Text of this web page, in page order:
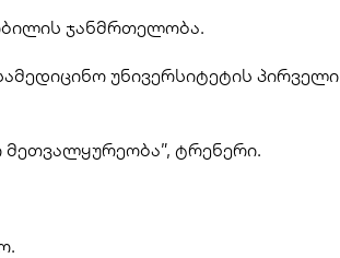
ჯანმრთელობა.
უნივერსიტეტის პირველი
ტრენერი.